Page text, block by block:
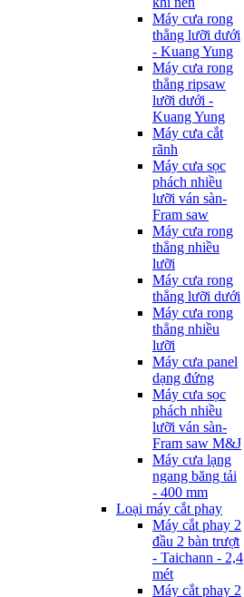
Máy cưa rong
thẳng lưỡi dưới
- Kuang Yung
Máy cưa rong
thẳng ripsaw
lưỡi dưới -
Kuang Yung
Máy cưa cắt
rãnh
Máy cưa sọc
phách nhiều
lưỡi ván sàn-
Fram saw
Máy cưa rong
thẳng nhiều
lưỡi
Máy cưa rong
thẳng lưỡi dưới
Máy cưa rong
thẳng nhiều
lưỡi
Máy cưa panel
dạng đứng
Máy cưa sọc
phách nhiều
lưỡi ván sàn-
Fram saw M&J
Máy cưa lạng
ngang băng tải
- 400 mm
Loại máy cắt phay
Máy cắt phay 2
đầu 2 bàn trượt
- Taichann - 2,4
mét
Máy cắt phay 2